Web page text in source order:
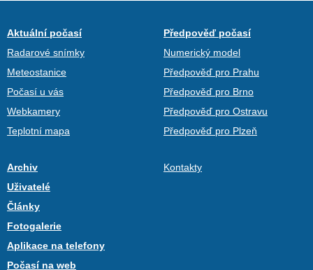
Aktuální počasí
Radarové snímky
Meteostanice
Počasí u vás
Webkamery
Teplotní mapa
Předpověď počasí
Numerický model
Předpověď pro Prahu
Předpověď pro Brno
Předpověď pro Ostravu
Předpověď pro Plzeň
Archiv
Uživatelé
Články
Fotogalerie
Aplikace na telefony
Počasí na web
Kontakty